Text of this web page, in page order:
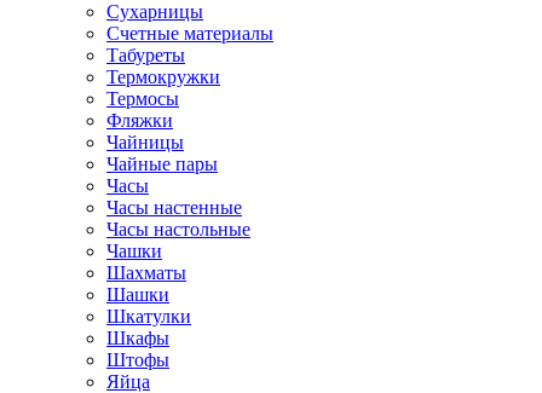
Сухарницы
Счетные материалы
Табуреты
Термокружки
Термосы
Фляжки
Чайницы
Чайные пары
Часы
Часы настенные
Часы настольные
Чашки
Шахматы
Шашки
Шкатулки
Шкафы
Штофы
Яйца